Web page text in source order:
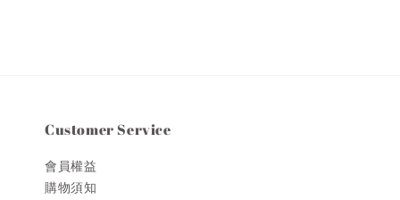
Customer Service
會員權益
購物須知